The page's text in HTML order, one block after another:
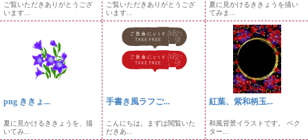
ご覧いただきありがとうござ
います...
ご覧いただきありがとうござ
います...
夏に見かけるききょうを描い
てみま...
png ききょ...
夏に見かけるききょうを、描
いてみ...
手書き風ラフご...
こんにちは。まずは閲覧いた
だきあ...
紅葉、紫和柄玉...
和風背景イラストです。 ベク
ター...